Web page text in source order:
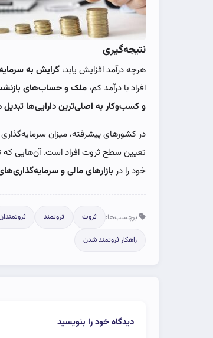
نتیجه‌گیری
هرچه درآمد افزایش یابد، گرایش به
افراد با درآمد کم، ملک و حساب‌های
و کسب‌وکار به اصلی‌ترین دارایی‌ها
در کشورهای پیشرفته، میزان
تعیین سطح ثروت افراد است. آن‌هایی که
خود را در بازارهای مالی و
برچسب‌ها: ثروت ثروتمند
راهکار ثروتمند شدن
دیدگاه خود را بنویسید